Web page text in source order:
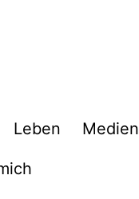
Leben Medien